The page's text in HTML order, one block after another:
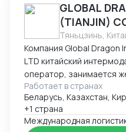
GLOBAL
(TIANJIN)
Тяньцзинь,
Компания Global Dragon
LTD китайский
оператор, занимается
контейнерными
Компания имеет
международной
процесс перевозки
Работает в странах
Беларусь, Казахстан,
+1 страна
Международная